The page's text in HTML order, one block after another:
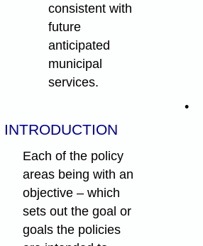
consistent with
future
anticipated
municipal
services.
INTRODUCTION
Each of the policy
areas being with an
objective – which
sets out the goal or
goals the policies